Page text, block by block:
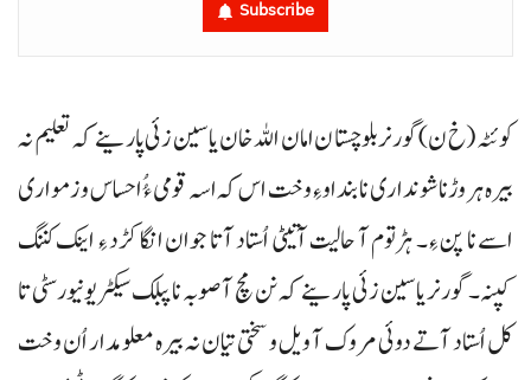
Subscribe
کوئٹہ (خ ن) گورنربلوچستان امان اللہ خان یاسین زئی پارینے کہ تعلیم نہ
بیرہ ہر وڑ نا شونداری نا بنداو ءِ وخت اس کہ اسہ قومی ءُُ احساس و زمواری
اسے نا پن ءِ۔ ہڑتوم آ حالیت آتیٹی اُستاد آتا جوان انگا کڑد ءِ اینک کننگ
کپنہ۔ گورنر یاسین زئی پارینے کہ نن مچ آ صوبہ نا پبلک سیکٹر یونیورسٹی تا
کل اُستاد آتے دوئی مروک آ ویل و سختی تیان نہ بیرہ معلومدار اُن وخت